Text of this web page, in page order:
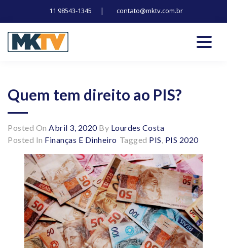
11 98543-1345 | contato@mktv.com.br
content
Quem tem direito ao PIS?
Posted On Abril 3, 2020By Lourdes Costa
Posted In Finanças E Dinheiro Tagged PIS, PIS 2020